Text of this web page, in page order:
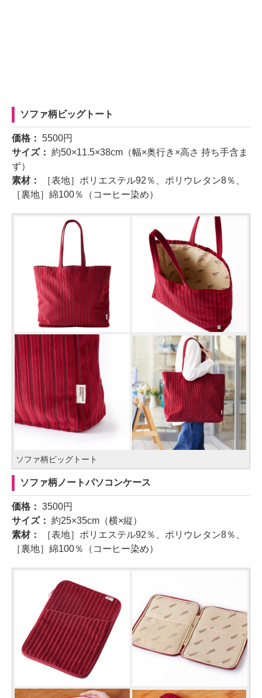
ソファ柄ビッグトート
価格： 5500円
サイズ： 約50×11.5×38cm（幅×奥行き×高さ 持ち手含ま
ず）
素材：
［表地］ポリエステル92％、ポリウレタン8％、
［裏地］綿100％（コーヒー染め）
ソファ柄ビッグトート
ソファ柄ノートパソコンケース
価格： 3500円
サイズ： 約25×35cm（横×縦）
素材：
［表地］ポリエステル92％、ポリウレタン8％、
［裏地］綿100％（コーヒー染め）